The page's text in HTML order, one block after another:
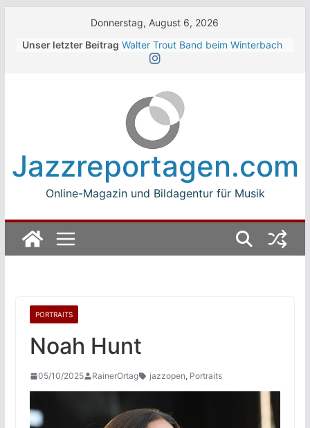
Donnerstag, August 6, 2026
Unser letzter Beitrag Walter Trout Band beim Winterbach
Zeltspektakel 2026
Jean-Michel Jarre bei den jazz open
Modena auf der Piazza Roma 2026
Beth Hart
Luca Carboni bei den jazz open
Modena auf der Piazza Roma 2026
Jazzreportagen.com
Online-Magazin und Bildagentur für Musik
PORTRAITS
Noah Hunt
05/10/2025 RainerOrtag jazzopen, Portraits